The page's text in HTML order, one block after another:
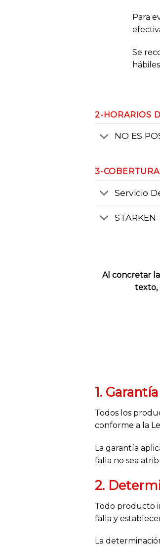
Para
Se
2-HORARIOS
NO ES
3-COBERTURA
Servicio
STARKEN
Al concretar
texto,
1.
Todos los
conforme a la
La garantía
falla no sea
2.
Todo producto
falla y
La